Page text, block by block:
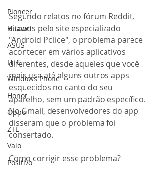
Pioneer
Huawei
ASUS
HTC
Windows Phone
Honor
Oppo
ZTE
Vaio
Positivo
Segundo relatos no fórum Reddit,
citados pelo site especializado
"Android Police", o problema parece
acontecer em vários aplicativos
diferentes, desde aqueles que você
mais usa até alguns outros apps
esquecidos no canto do seu
aparelho, sem um padrão específico.
No Gmail, desenvolvedores do app
disseram que o problema foi
consertado.
Como corrigir esse problema?